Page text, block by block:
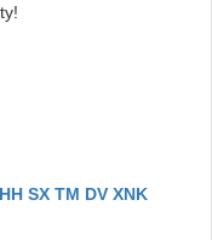
SX TM DV XNK